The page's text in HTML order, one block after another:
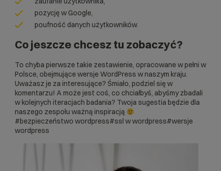
pozycję w Google,
poufność danych użytkowników.
Co jeszcze chcesz tu zobaczyć?
To chyba pierwsze takie zestawienie, opracowane w pełni w
Polsce, obejmujące wersje WordPress w naszym kraju.
Uważasz je za interesujące? Śmiało, podziel się w
komentarzu! A może jest coś, co chciałbyś, abyśmy zbadali
w kolejnych iteracjach badania? Twoja sugestia będzie dla
naszego zespołu ważną inspiracją
#bezpieczeństwo wordpress#ssl w wordpress#wersje
wordpress